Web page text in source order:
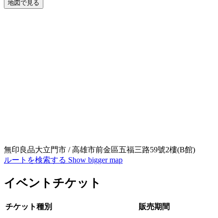
地図で見る
無印良品大立門市 / 高雄市前金區五福三路59號2樓(B館)
ルートを検索する Show bigger map
イベントチケット
チケット種別
販売期間